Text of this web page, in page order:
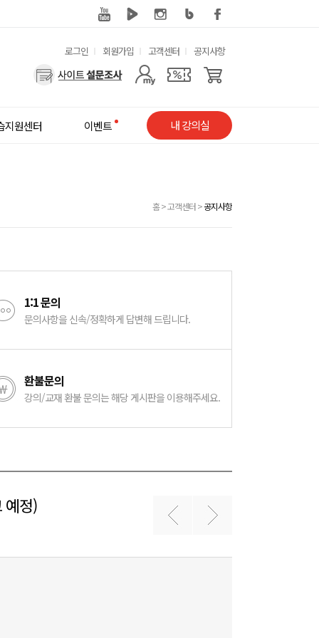
유
용
로그인 회원가입 고객센터 공지사항
사
메
지원센터 이벤트 내 강의실
홈>고객센터>공지사항
1:1 문의
문의사항을 신속/정확하게 답변해 드립니다.
환불문의
강의/교재 환불 문의는 해당 게시판을 이용해주세요.
예정)